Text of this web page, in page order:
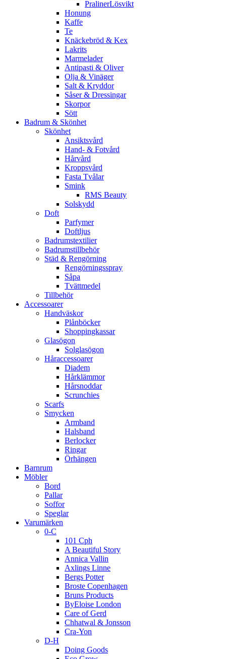
PralinerLösvikt
Honung
Kaffe
Te
Knäckebröd & Kex
Lakrits
Marmelader
Antipasti & Oliver
Olja & Vinäger
Salt & Kryddor
Såser & Dressingar
Skorpor
Sött
Badrum & Skönhet
Skönhet
Ansiktsvård
Hand- & Fotvård
Hårvård
Kroppsvård
Fasta Tvålar
Smink
RMS Beauty
Solskydd
Doft
Parfymer
Doftljus
Badrumstextilier
Badrumstillbehör
Städ & Rengörning
Rengörningsspray
Såpa
Tvättmedel
Tillbehör
Accessoarer
Handväskor
Plånböcker
Shoppingkassar
Glasögon
Solglasögon
Håraccessoarer
Diadem
Hårklämmor
Hårsnoddar
Scrunchies
Scarfs
Smycken
Armband
Halsband
Berlocker
Ringar
Örhängen
Barnrum
Möbler
Bord
Pallar
Soffor
Speglar
Varumärken
0-C
101 Cph
A Beautiful Story
Annica Vallin
Axlings Linne
Bergs Potter
Broste Copenhagen
Bruns Products
ByEloise London
Care of Gerd
Chhatwal & Jonsson
Cra-Yon
D-H
Doing Goods